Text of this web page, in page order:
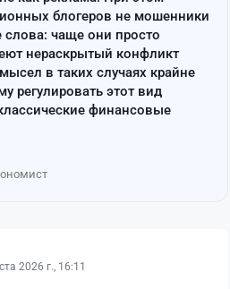
блогеров не мошенники
чаще они просто
нераскрытый конфликт
в таких случаях крайне
регулировать этот вид
финансовые
2026 г., 16:11